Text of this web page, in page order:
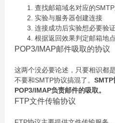
查找邮箱域名对应的
实验与服务器创建连接
连接成功后实验想必要验
根据返回效果判定邮箱地
POP3/IMAP邮件吸取的协议
这两个没必要论述，只要相识都
不要和SMTP协议搞混了。 SMTP
POP3/IMAP负责邮件的吸取。
FTP文件传输协议